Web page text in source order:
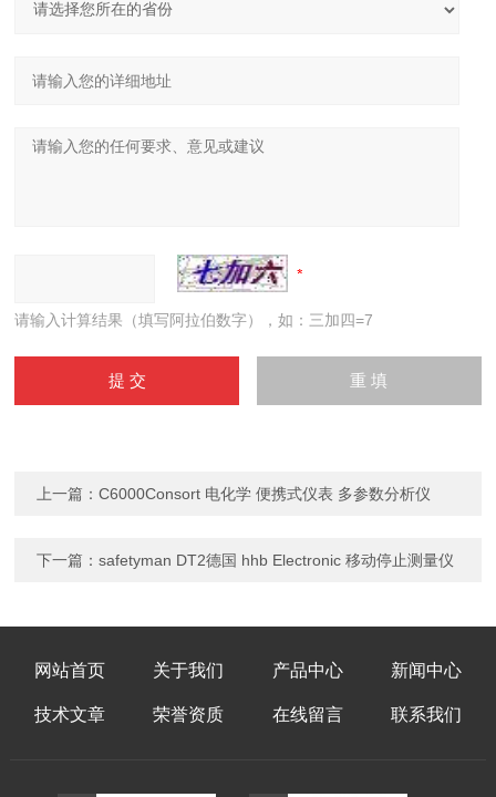
请输入计算结果（填写阿拉伯数字），如：三加四=7
上一篇：C6000Consort 电化学 便携式仪表 多参数分析仪
下一篇：safetyman DT2德国 hhb Electronic 移动停止测量仪
网站首页 关于我们 产品中心 新闻中心
技术文章 荣誉资质 在线留言 联系我们